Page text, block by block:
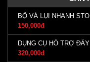
BỘ VÁ LỤI NHANH
150,000đ
DỤNG CỤ HỖ TRỢ
320,000đ